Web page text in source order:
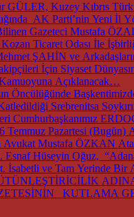
GÜLER, Kuzey Kıbrıs
AK Parti’nin Yeni İl
Gazeteci Mustafa
Kozan Ticaret Odası İle
ŞAHİN ve
İçin Siyaset
Açıklanacak…
Srebrenitsa
Cumhurbaşkanımız
Pazartesi (Bugün)
Avukat Mustafa ÖZKAN
Hüseyin Oğuz,
İsabetli ve Tam Yerinde
KUTLAMA